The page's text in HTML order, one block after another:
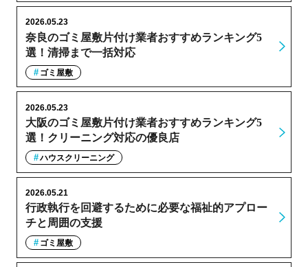
奈良のゴミ屋敷片付け業者おすすめランキング5
選！清掃まで一括対応
2026.05.23
ゴミ屋敷
大阪のゴミ屋敷片付け業者おすすめランキング5
選！クリーニング対応の優良店
2026.05.23
ハウスクリーニング
行政執行を回避するために必要な福祉的アプロー
チと周囲の支援
2026.05.21
ゴミ屋敷